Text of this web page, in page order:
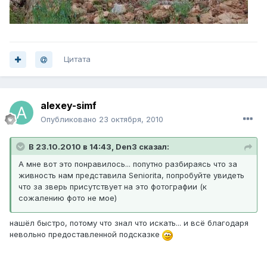
Цитата
alexey-simf
Опубликовано 23 октября, 2010
В 23.10.2010 в 14:43, Den3 сказал:
А мне вот это понравилось... попутно разбираясь что за
живность нам представила Seniorita, попробуйте увидеть
что за зверь присутствует на это фотографии (к
сожалению фото не мое)
нашёл быстро, потому что знал что искать... и всё благодаря
невольно предоставленной подсказке